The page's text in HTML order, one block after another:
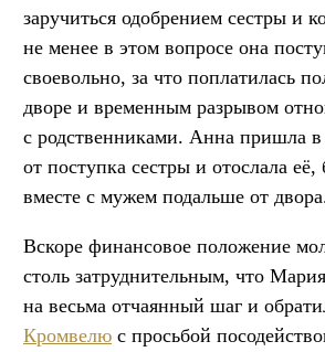
заручиться одобрением сестры и
не менее в этом вопросе она
своевольно, за что поплатилась
дворе и временным разрывом
с родственниками. Анна пришла в
от поступка сестры и отослала
вместе с мужем подальше от
Вскоре финансовое положение
столь затруднительным, что
на весьма отчаянный шаг и
Кромвелю с просьбой